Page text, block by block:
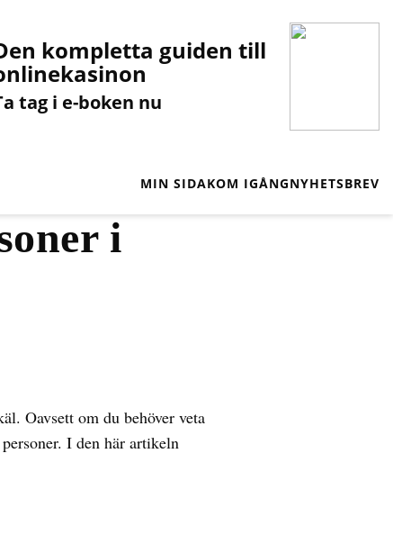
kompletta guiden till
tag i e-boken nu
MIN SIDAKOM IGÅNGNYHETSBREV
i
Oavsett om du behöver veta
I den här artikeln